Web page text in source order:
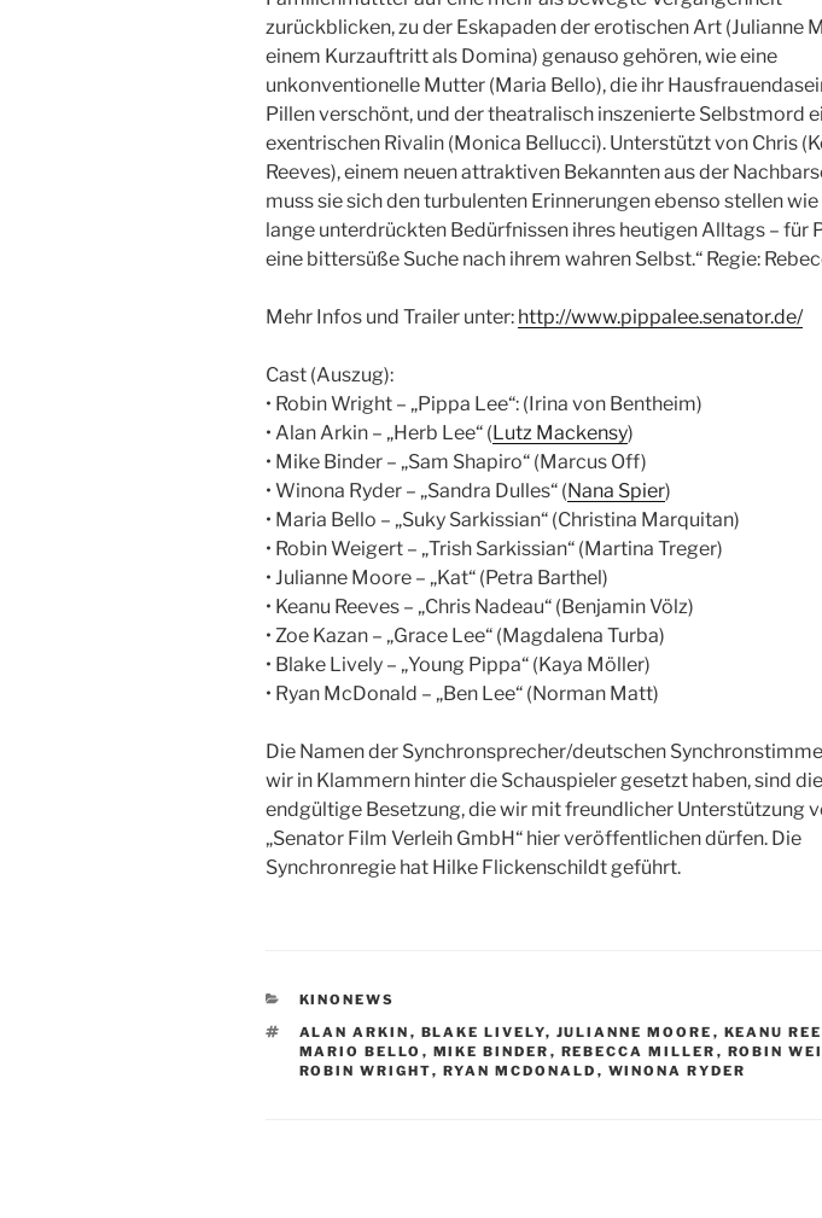
zurückblicken, zu der Eskapaden der erotischen Art (Julianne
einem Kurzauftritt als Domina) genauso gehören, wie eine
unkonventionelle Mutter (Maria Bello), die ihr
Pillen verschönt, und der theatralisch inszenierte Selbstmord
exentrischen Rivalin (Monica Bellucci). Unterstützt von Chris
Reeves), einem neuen attraktiven Bekannten aus der
muss sie sich den turbulenten Erinnerungen ebenso stellen wie
lange unterdrückten Bedürfnissen ihres heutigen Alltags – für
eine bittersüße Suche nach ihrem wahren Selbst.“ Regie:
Mehr Infos und Trailer unter: http://www.pippalee.senator.de/
Cast (Auszug):
• Robin Wright – „Pippa Lee“: (Irina von Bentheim)
• Alan Arkin – „Herb Lee“ (Lutz Mackensy)
• Mike Binder – „Sam Shapiro“ (Marcus Off)
• Winona Ryder – „Sandra Dulles“ (Nana Spier)
• Maria Bello – „Suky Sarkissian“ (Christina Marquitan)
• Robin Weigert – „Trish Sarkissian“ (Martina Treger)
• Julianne Moore – „Kat“ (Petra Barthel)
• Keanu Reeves – „Chris Nadeau“ (Benjamin Völz)
• Zoe Kazan – „Grace Lee“ (Magdalena Turba)
• Blake Lively – „Young Pippa“ (Kaya Möller)
• Ryan McDonald – „Ben Lee“ (Norman Matt)
Die Namen der Synchronsprecher/deutschen
wir in Klammern hinter die Schauspieler gesetzt haben, sind die
endgültige Besetzung, die wir mit freundlicher Unterstützung
„Senator Film Verleih GmbH“ hier veröffentlichen dürfen. Die
Synchronregie hat Hilke Flickenschildt geführt.
KATEGORIEN
KINONEWS
SCHLAGWÖRTER
ALAN ARKIN , BLAKE LIVELY, JULIANNE MOORE , KEANU
MARIO BELLO , MIKE BINDER , REBECCA MILLER , ROBIN
ROBIN WRIGHT, RYAN MCDONALD , WINONA RYDER